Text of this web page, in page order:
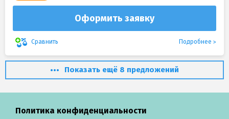
Оформить заявку
Сравнить Подробнее
Показать ещё 8 предложений
Политика конфиденциальности